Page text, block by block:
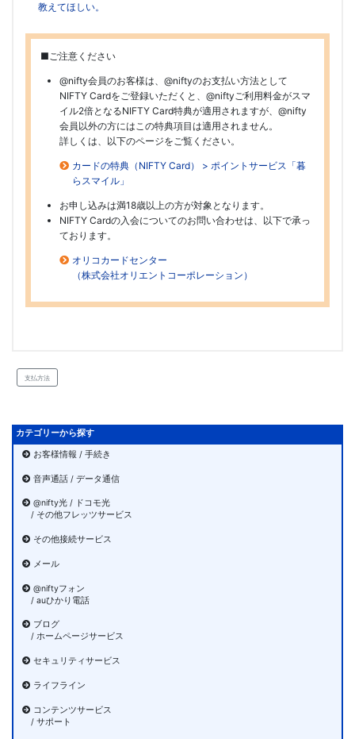
教えてほしい。
■ご注意ください
@nifty会員のお客様は、@niftyのお支払い方法として
NIFTY Cardをご登録いただくと、@niftyご利用料金がスマ
イル2倍となるNIFTY Card特典が適用されますが、@nifty
会員以外の方にはこの特典項目は適用されません。
詳しくは、以下のページをご覧ください。
カードの特典（NIFTY Card） > ポイントサービス「暮
らスマイル」
お申し込みは満18歳以上の方が対象となります。
NIFTY Cardの入会についてのお問い合わせは、以下で承っ
ております。
オリコカードセンター
（株式会社オリエントコーポレーション）
支払方法
カテゴリーから探す
お客様情報 / 手続き
音声通話 / データ通信
@nifty光 / ドコモ光
/ その他フレッツサービス
その他接続サービス
メール
@niftyフォン
/ auひかり電話
ブログ
/ ホームページサービス
セキュリティサービス
ライフライン
コンテンツサービス
/ サポート